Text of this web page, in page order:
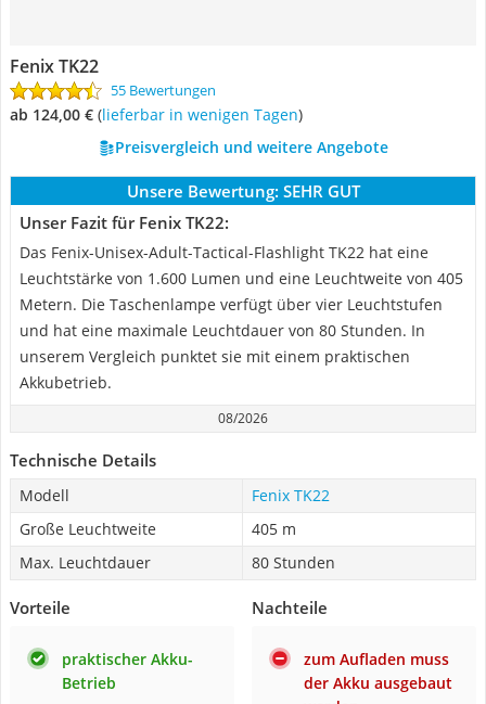
Fenix TK22
55 Bewertungen
ab 124,00 € ( Lieferbar in wenigen Tagen)
Preisvergleich und weitere Angebote
Unsere Bewertung: SEHR GUT
Unser Fazit für Fenix TK22:
Das Fenix-Unisex-Adult-Tactical-Flashlight TK22 hat eine
Leuchtstärke von 1.600 Lumen und eine Leuchtweite von 405
Metern. Die Taschenlampe verfügt über vier Leuchtstufen
und hat eine maximale Leuchtdauer von 80 Stunden. In
unserem Vergleich punktet sie mit einem praktischen
Akkubetrieb.
08/2026
Technische Details
Modell
Fenix TK22
Große Leuchtweite
405 m
Max. Leuchtdauer
80 Stunden
Vorteile
praktischer Akku-
Betrieb
Nachteile
zum Aufladen muss
der Akku ausgebaut